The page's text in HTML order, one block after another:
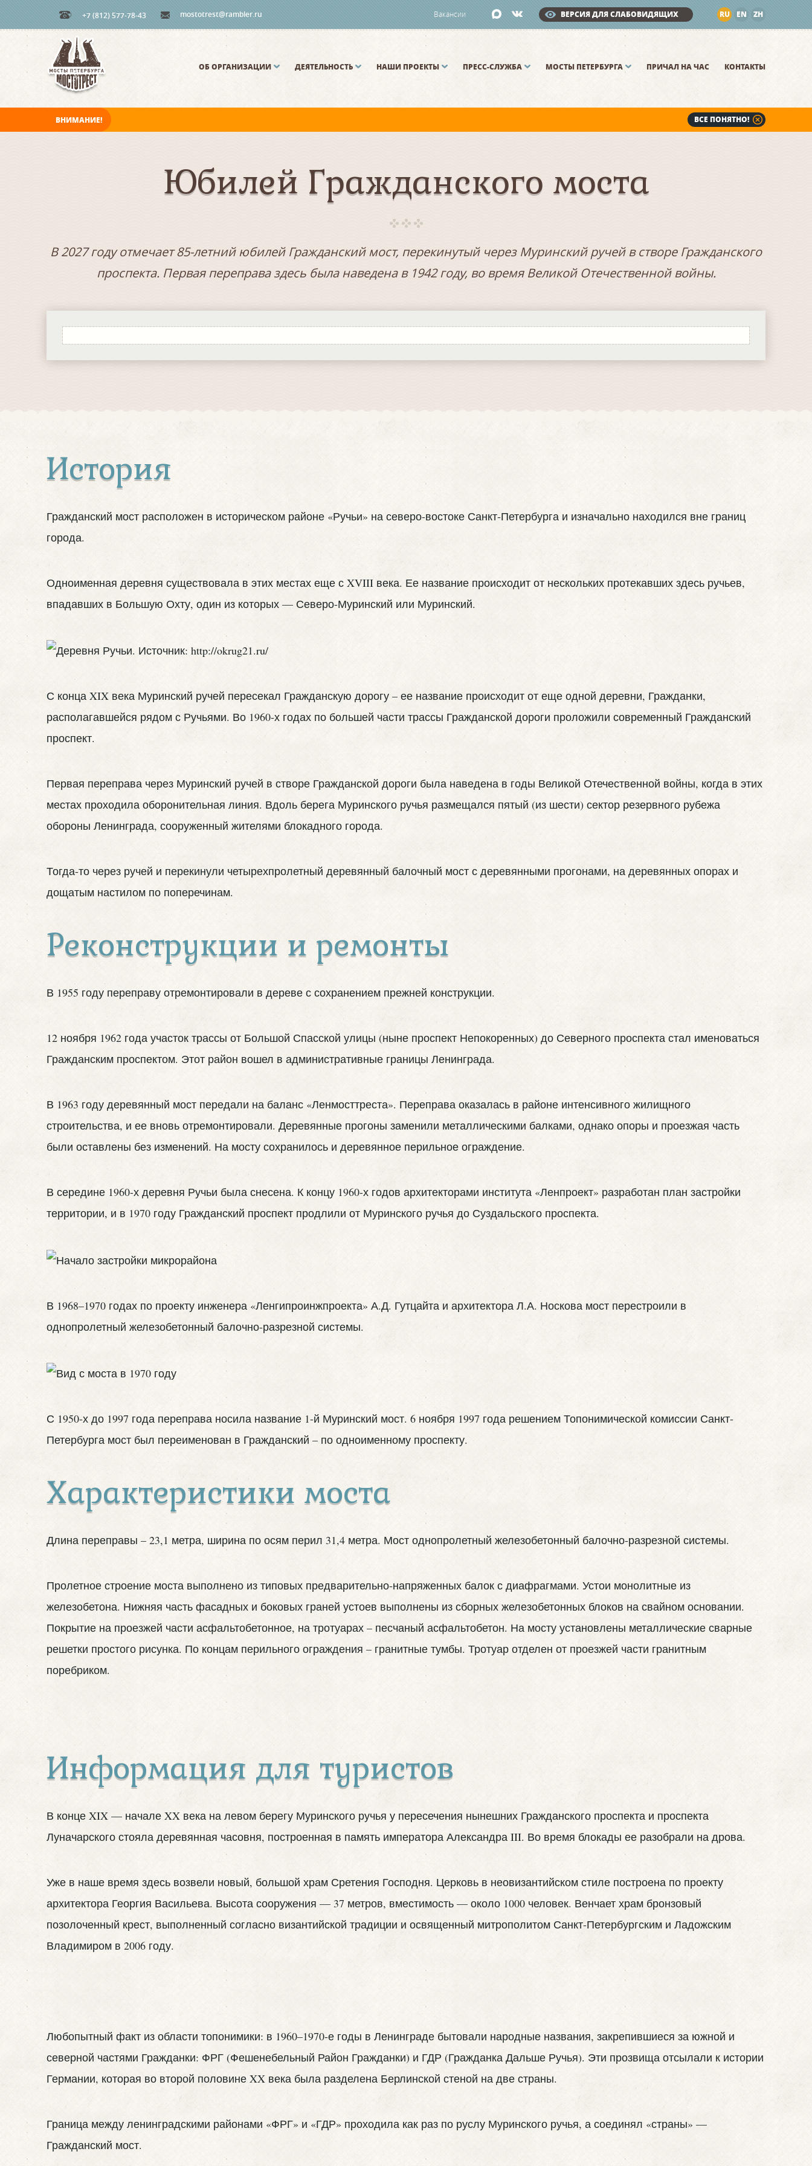
+7 (812) 577-78-43 mostotrest@rambler.ru RU EN ZH
ВЕРСИЯ ДЛЯ СЛАБОВИДЯЩИХ
Вакансии
ОБ ОРГАНИЗАЦИИ ДЕЯТЕЛЬНОСТЬ НАШИ ПРОЕКТЫ ПРЕСС-СЛУЖБА МОСТЫ ПЕТЕРБУРГА ПРИЧАЛ НА ЧАС КОНТАКТЫ
ВНИМАНИЕ! ВСЕ ПОНЯТНО!
Юбилей Гражданского моста
В 2027 году отмечает 85-летний юбилей Гражданский мост, перекинутый через Муринский ручей в створе Гражданского
проспекта. Первая переправа здесь была наведена в 1942 году, во время Великой Отечественной войны.
История
Гражданский мост расположен в историческом районе «Ручьи» на северо-востоке Санкт-Петербурга и изначально находился вне границ
города.
Одноименная деревня существовала в этих местах еще с XVIII века. Ее название происходит от нескольких протекавших здесь ручьев,
впадавших в Большую Охту, один из которых — Северо-Муринский или Муринский.
С конца XIX века Муринский ручей пересекал Гражданскую дорогу – ее название происходит от еще одной деревни, Гражданки,
располагавшейся рядом с Ручьями. Во 1960-х годах по большей части трассы Гражданской дороги проложили современный Гражданский
проспект.
Первая переправа через Муринский ручей в створе Гражданской дороги была наведена в годы Великой Отечественной войны, когда в этих
местах проходила оборонительная линия. Вдоль берега Муринского ручья размещался пятый (из шести) сектор резервного рубежа
обороны Ленинграда, сооруженный жителями блокадного города.
Тогда-то через ручей и перекинули четырехпролетный деревянный балочный мост с деревянными прогонами, на деревянных опорах и
дощатым настилом по поперечинам.
Реконструкции и ремонты
В 1955 году переправу отремонтировали в дереве с сохранением прежней конструкции.
12 ноября 1962 года участок трассы от Большой Спасской улицы (ныне проспект Непокоренных) до Северного проспекта стал именоваться
Гражданским проспектом. Этот район вошел в административные границы Ленинграда.
В 1963 году деревянный мост передали на баланс «Ленмосттреста». Переправа оказалась в районе интенсивного жилищного
строительства, и ее вновь отремонтировали. Деревянные прогоны заменили металлическими балками, однако опоры и проезжая часть
были оставлены без изменений. На мосту сохранилось и деревянное перильное ограждение.
В середине 1960-х деревня Ручьи была снесена. К концу 1960-х годов архитекторами института «Ленпроект» разработан план застройки
территории, и в 1970 году Гражданский проспект продлили от Муринского ручья до Суздальского проспекта.
В 1968–1970 годах по проекту инженера «Ленгипроинжпроекта» А.Д. Гутцайта и архитектора Л.А. Носкова мост перестроили в
однопролетный железобетонный балочно-разрезной системы.
С 1950-х до 1997 года переправа носила название 1-й Муринский мост. 6 ноября 1997 года решением Топонимической комиссии Санкт-
Петербурга мост был переименован в Гражданский – по одноименному проспекту.
Характеристики моста
Длина переправы – 23,1 метра, ширина по осям перил 31,4 метра. Мост однопролетный железобетонный балочно-разрезной системы.
Пролетное строение моста выполнено из типовых предварительно-напряженных балок с диафрагмами. Устои монолитные из
железобетона. Нижняя часть фасадных и боковых граней устоев выполнены из сборных железобетонных блоков на свайном основании.
Покрытие на проезжей части асфальтобетонное, на тротуарах – песчаный асфальтобетон. На мосту установлены металлические сварные
решетки простого рисунка. По концам перильного ограждения – гранитные тумбы. Тротуар отделен от проезжей части гранитным
поребриком.
Информация для туристов
В конце XIX — начале XX века на левом берегу Муринского ручья у пересечения нынешних Гражданского проспекта и проспекта
Луначарского стояла деревянная часовня, построенная в память императора Александра III. Во время блокады ее разобрали на дрова.
Уже в наше время здесь возвели новый, большой храм Сретения Господня. Церковь в неовизантийском стиле построена по проекту
архитектора Георгия Васильева. Высота сооружения — 37 метров, вместимость — около 1000 человек. Венчает храм бронзовый
позолоченный крест, выполненный согласно византийской традиции и освященный митрополитом Санкт-Петербургским и Ладожским
Владимиром в 2006 году.
Любопытный факт из области топонимики: в 1960–1970-е годы в Ленинграде бытовали народные названия, закрепившиеся за южной и
северной частями Гражданки: ФРГ (Фешенебельный Район Гражданки) и ГДР (Гражданка Дальше Ручья). Эти прозвища отсылали к истории
Германии, которая во второй половине XX века была разделена Берлинской стеной на две страны.
Граница между ленинградскими районами «ФРГ» и «ГДР» проходила как раз по руслу Муринского ручья, а соединял «страны» —
Гражданский мост.